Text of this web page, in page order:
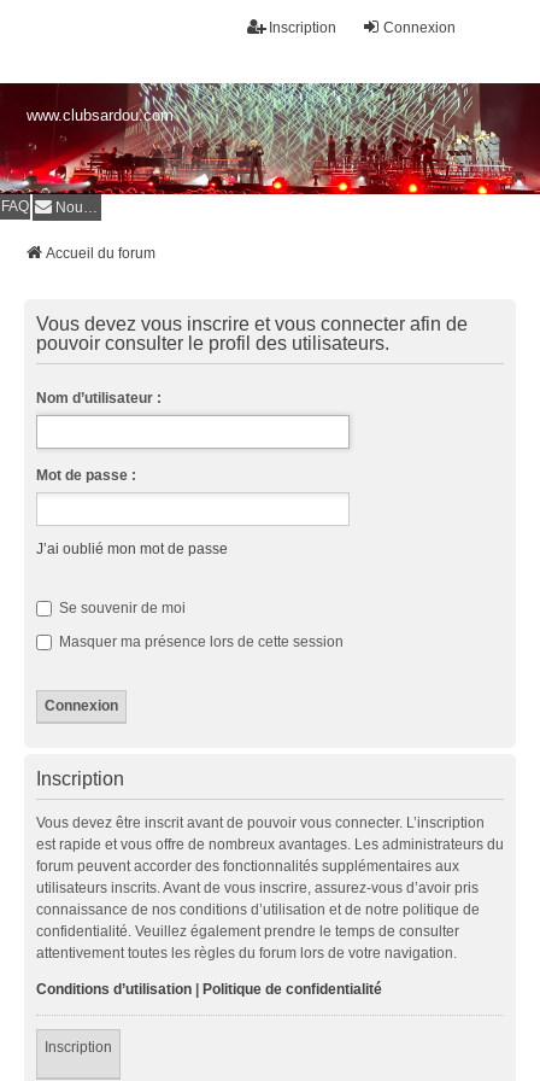
Connexion
Inscription
www.clubsardou.com
FAQ Nous contacter
Accueil du forum
Vous devez vous inscrire et vous connecter afin de
pouvoir consulter le profil des utilisateurs.
Nom d’utilisateur :
Mot de passe :
J’ai oublié mon mot de passe
Se souvenir de moi
Masquer ma présence lors de cette session
Inscription
Vous devez être inscrit avant de pouvoir vous connecter. L’inscription
est rapide et vous offre de nombreux avantages. Les administrateurs du
forum peuvent accorder des fonctionnalités supplémentaires aux
utilisateurs inscrits. Avant de vous inscrire, assurez-vous d’avoir pris
connaissance de nos conditions d’utilisation et de notre politique de
confidentialité. Veuillez également prendre le temps de consulter
attentivement toutes les règles du forum lors de votre navigation.
Conditions d’utilisation | Politique de confidentialité
Inscription